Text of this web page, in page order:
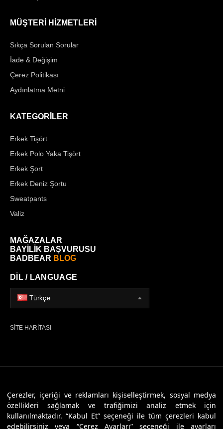
Çerezler, içeriği ve reklamları kişiselleştirmek, sosyal medya
özellikleri sağlamak ve trafiğimizi analiz etmek için
kullanılmaktadır. “Kabul Et” seçeneği ile tüm çerezleri kabul
edebilirsiniz veya “Çerez Ayarları” seçeneği ile ayarları
MÜŞTERİ HİZMETLERİ
Sıkça Sorulan Sorular
İade & Değişim
Çerez Politikası
Aydınlatma Metni
KATEGORİLER
Erkek Tişört
Erkek Polo Yaka Tişört
Erkek Şort
Erkek Deniz Şortu
Sweatpants
Valiz
MAĞAZALAR
BAYİLİK BAŞVURUSU
BADBEAR BLOG
DİL / LANGUAGE
Türkçe
SİTE HARİTASI